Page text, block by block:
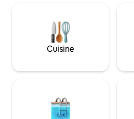
pour se détendre, se ressourcer et
passer des moments inoubliables en
famille et entre amis. Réservez votre
séjour et découvrez la beauté des
Cuisine